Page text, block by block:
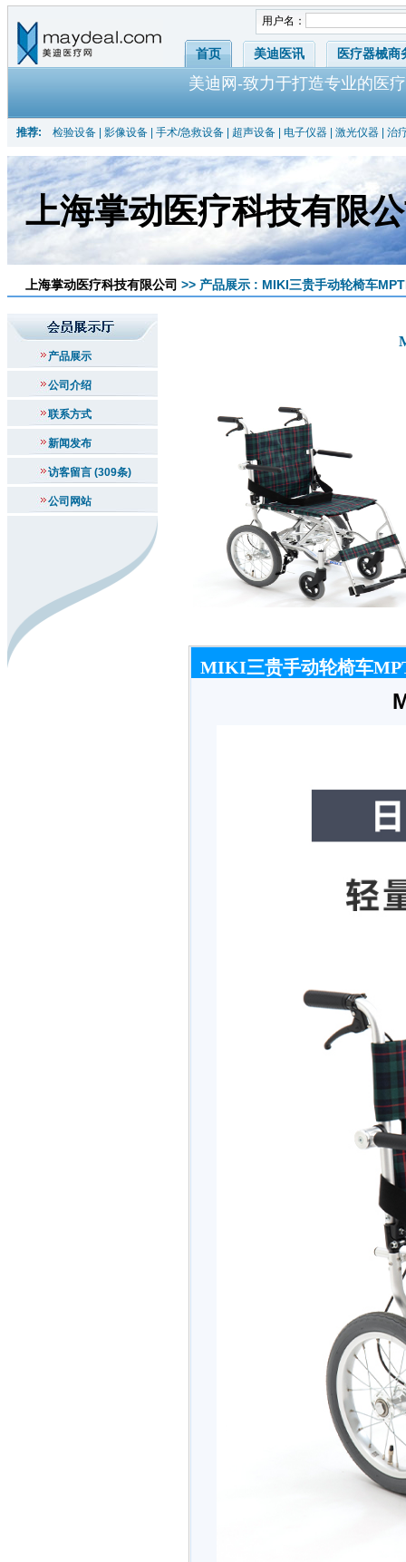
用户名：
首页 美迪医讯 医疗器械商
美迪网-致力于打造专业的医
推荐: 检验设备 影像设备 手术/急救设备 超声设备 电子仪器 激光仪器 治
上海掌动医疗科技有限
上海掌动医疗科技有限公司 >> 产品展示 : MIKI三贵手动轮椅车
产品展示
公司介绍
联系方式
新闻发布
访客留言 (309条)
公司网站
MIKI三贵手动轮椅车